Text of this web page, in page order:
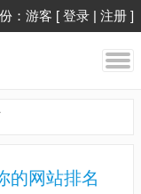
：游客 [ 登录 | 注册 ]
的网站排名